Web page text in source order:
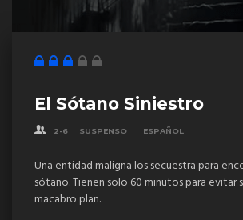
El Sótano Siniestro
2-6 SUSPENSO ESPAÑOL
Una entidad maligna los secuestra para
sótano. Tienen solo 60 minutos para evitar
macabro plan.